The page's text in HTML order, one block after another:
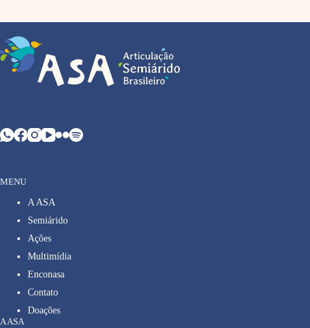
MENU
A ASA
Semiárido
Ações
Multimídia
Enconasa
Contato
Doações
A ASA